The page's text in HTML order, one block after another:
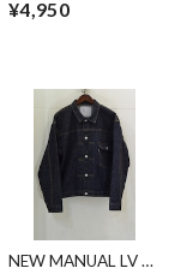
¥4,950
NEW MANUAL LV T-